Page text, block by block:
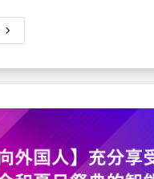
【U-
办
，